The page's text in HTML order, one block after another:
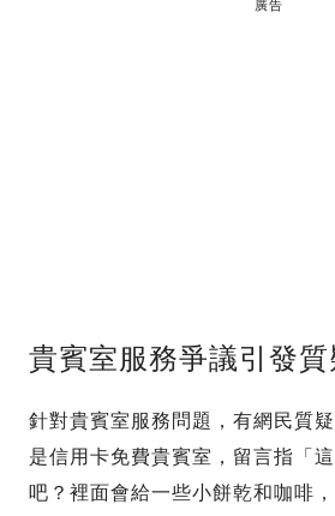
廣告
貴賓室服務爭議引發質
針對貴賓室服務問題，有網民質
是信用卡免費貴賓室，留言指「
吧？裡面會給一些小餅乾和咖啡